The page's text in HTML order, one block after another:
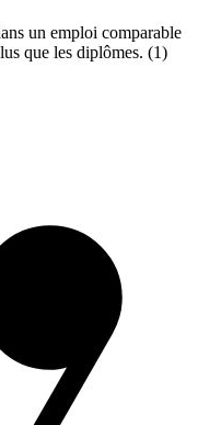
un emploi comparable
que les diplômes. (1)